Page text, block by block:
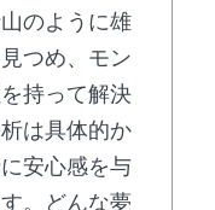
のように雄
つめ、モン
持って解決
は具体的か
安心感を与
。どんな夢